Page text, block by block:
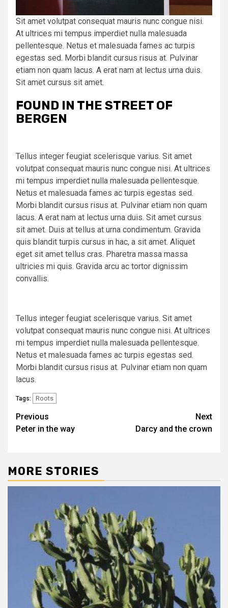
Sit amet volutpat consequat mauris nunc congue nisi.
At ultrices mi tempus imperdiet nulla malesuada
pellentesque. Netus et malesuada fames ac turpis
egestas sed. Morbi blandit cursus risus at. Pulvinar
etiam non quam lacus. A erat nam at lectus urna duis.
Sit amet cursus sit amet.
FOUND IN THE STREET OF
BERGEN
Tellus integer feugiat scelerisque varius. Sit amet
volutpat consequat mauris nunc congue nisi. At ultrices
mi tempus imperdiet nulla malesuada pellentesque.
Netus et malesuada fames ac turpis egestas sed.
Morbi blandit cursus risus at. Pulvinar etiam non quam
lacus. A erat nam at lectus urna duis. Sit amet cursus
sit amet. Duis at tellus at urna condimentum. Gravida
quis blandit turpis cursus in hac, a sit amet. Aliquet
eget sit amet tellus cras. Pharetra massa massa
ultricies mi quis. Gravida arcu ac tortor dignissim
convallis.
Tellus integer feugiat scelerisque varius. Sit amet
volutpat consequat mauris nunc congue nisi. At ultrices
mi tempus imperdiet nulla malesuada pellentesque.
Netus et malesuada fames ac turpis egestas sed.
Morbi blandit cursus risus at. Pulvinar etiam non quam
lacus.
Tags: Roots
Post
navigation
Previous
Peter in the way
Next
Darcy and the crown
MORE STORIES